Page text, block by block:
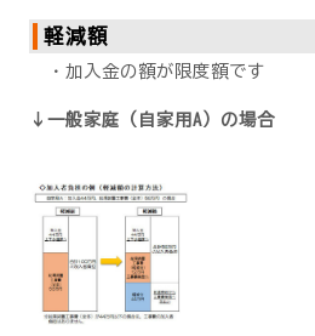
軽減額
・加入金の額が限度額です
↓一般家庭（自家用A）の場合